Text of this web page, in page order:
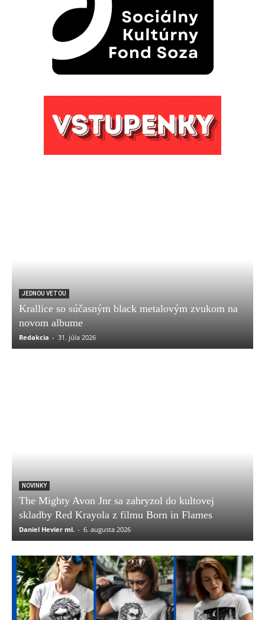
JEDNOU VETOU
Krallice so súčasným black metalovým zvukom na
novom albume
Redakcia - 31. júla 2026
NOVINKY
The Mighty Avon Jnr sa zahryzol do kultovej
skladby Red Krayola z filmu Born in Flames
Daniel Hevier ml. - 6. augusta 2026